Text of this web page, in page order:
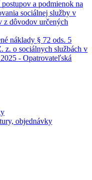
a podmienok na
sociálnej služby v
z dôvodov určených
náklady § 72 ods. 5
z. o sociálnych službách v
- Opatrovateľská
objednávky